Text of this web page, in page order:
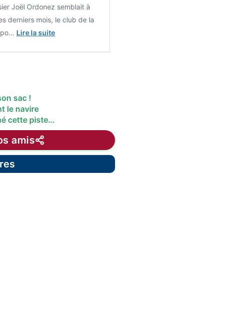
Joël Ordonez semblait à
derniers mois, le club de la
Lire la suite
sac !
le navire
cette piste…
amis